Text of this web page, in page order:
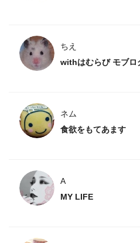
ちえ
withはむらび モブロ
ネム
食欲をもてあます
A
MY LIFE